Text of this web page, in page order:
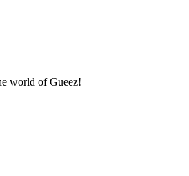
world of Gueez!